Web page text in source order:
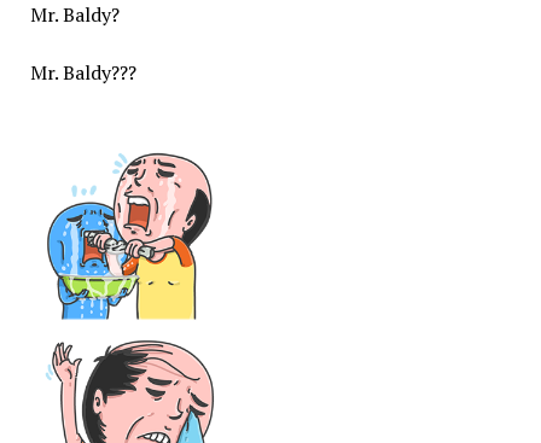
Mr. Baldy?
Mr. Baldy???